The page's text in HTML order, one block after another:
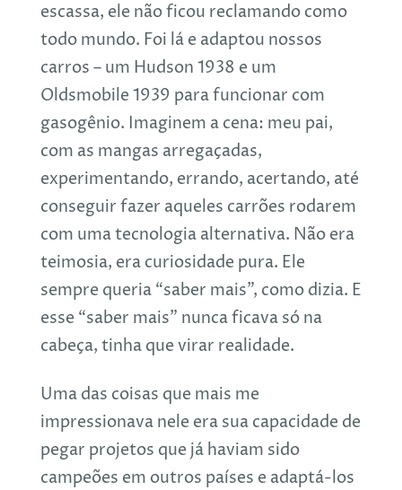
escassa, ele não ficou reclamando como
todo mundo. Foi lá e adaptou nossos
carros – um Hudson 1938 e um
Oldsmobile 1939 para funcionar com
gasogênio. Imaginem a cena: meu pai,
com as mangas arregaçadas,
experimentando, errando, acertando, até
conseguir fazer aqueles carrões rodarem
com uma tecnologia alternativa. Não era
teimosia, era curiosidade pura. Ele
sempre queria “saber mais”, como dizia. E
esse “saber mais” nunca ficava só na
cabeça, tinha que virar realidade.
Uma das coisas que mais me
impressionava nele era sua capacidade de
pegar projetos que já haviam sido
campeões em outros países e adaptá-los